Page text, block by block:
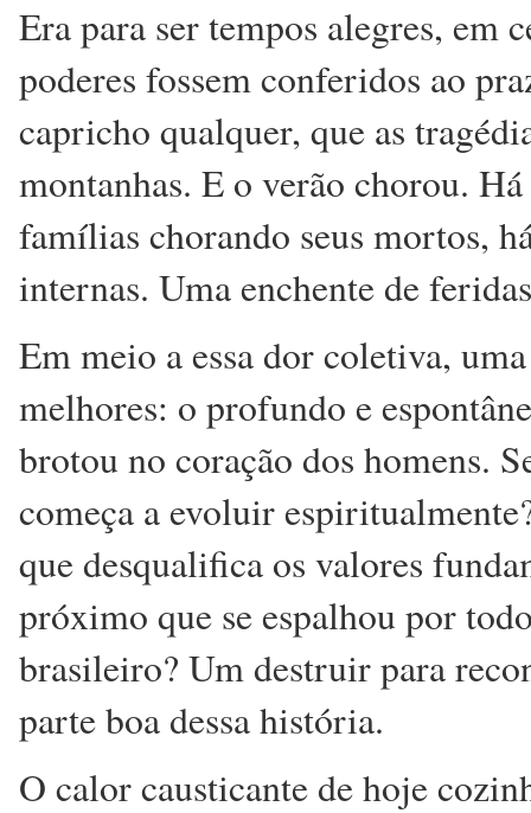
Era para ser tempos alegres, em
poderes fossem conferidos ao
capricho qualquer, que as
montanhas. E o verão chorou.
famílias chorando seus mortos,
internas. Uma enchente de
Em meio a essa dor coletiva,
melhores: o profundo e
brotou no coração dos homens.
começa a evoluir
que desqualifica os valores
próximo que se espalhou por
brasileiro? Um destruir para
parte boa dessa história.
O calor causticante de hoje